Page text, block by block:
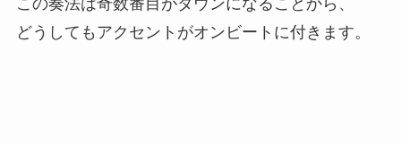
この奏法は奇数番目がダウンになることから、
どうしてもアクセントがオンビートに付きます。